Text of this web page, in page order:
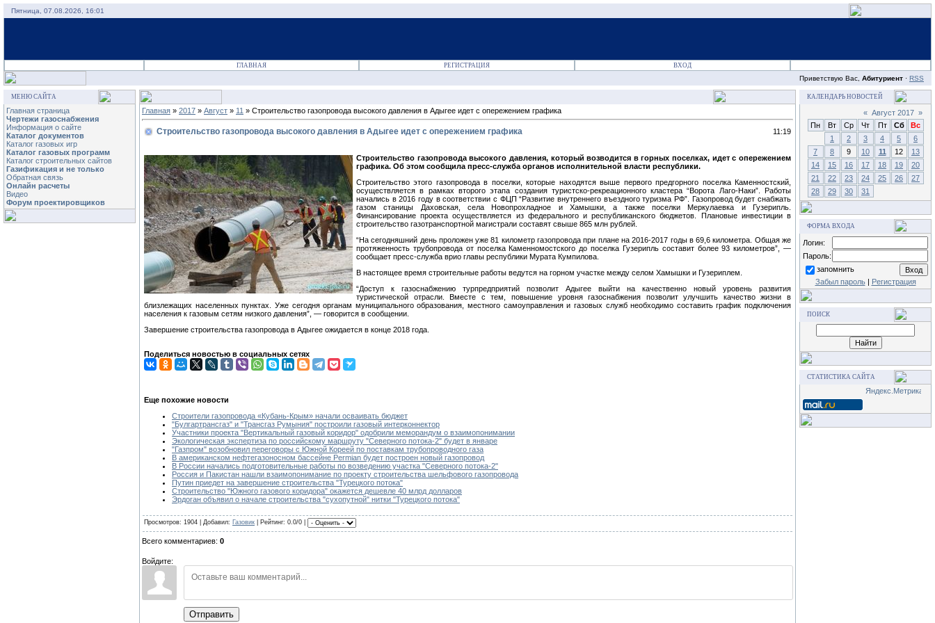
Пятница, 07.08.2026, 16:01
ГЛАВНАЯ РЕГИСТРАЦИЯ ВХОД
Приветствую Вас, Абитуриент · RSS
МЕНЮ САЙТА
Главная страница
Чертежи газоснабжения
Информация о сайте
Каталог документов
Каталог газовых игр
Каталог газовых программ
Каталог строительных сайтов
Газификация и не только
Обратная связь
Онлайн расчеты
Видео
Форум проектировщиков
Главная » 2017 » Август » 11 » Строительство газопровода высокого давления в Адыгее идет с опережением графика
Строительство газопровода высокого давления в Адыгее идет с опережением графика 11:19
Строительство газопровода высокого давления, который возводится в горных поселках, идет с опережением
графика. Об этом сообщила пресс-служба органов исполнительной власти республики.
Строительство этого газопровода в поселки, которые находятся выше первого предгорного поселка Каменностский,
осуществляется в рамках второго этапа создания туристско-рекреационного кластера “Ворота Лаго-Наки”. Работы
начались в 2016 году в соответствии с ФЦП “Развитие внутреннего въездного туризма РФ”. Газопровод будет снабжать
газом станицы Даховская, села Новопрохладное и Хамышки, а также поселки Меркулаевка и Гузерипль.
Финансирование проекта осуществляется из федерального и республиканского бюджетов. Плановые инвестиции в
строительство газотранспортной магистрали составят свыше 865 млн рублей.
“На сегодняшний день проложен уже 81 километр газопровода при плане на 2016-2017 годы в 69,6 километра. Общая же
протяженность трубопровода от поселка Каменномостского до поселка Гузерипль составит более 93 километров”, —
сообщает пресс-служба врио главы республики Мурата Кумпилова.
В настоящее время строительные работы ведутся на горном участке между селом Хамышки и Гузериплем.
“Доступ к газоснабжению турпредприятий позволит Адыгее выйти на качественно новый уровень развития
туристической отрасли. Вместе с тем, повышение уровня газоснабжения позволит улучшить качество жизни в
близлежащих населенных пунктах. Уже сегодня органам муниципального образования, местного самоуправления и газовых служб необходимо составить график подключения
населения к газовым сетям низкого давления”, — говорится в сообщении.
Завершение строительства газопровода в Адыгее ожидается в конце 2018 года.
Поделиться новостью в социальных сетях
Еще похожие новости
Строители газопровода «Кубань-Крым» начали осваивать бюджет
"Булгартрансгаз" и "Трансгаз Румыния" построили газовый интерконнектор
Участники проекта "Вертикальный газовый коридор" одобрили меморандум о взаимопонимании
Экологическая экспертиза по российскому маршруту "Северного потока-2" будет в январе
"Газпром" возобновил переговоры с Южной Кореей по поставкам трубопроводного газа
В американском нефтегазоносном бассейне Permian будет построен новый газопровод
В России начались подготовительные работы по возведению участка "Северного потока-2"
Россия и Пакистан нашли взаимопонимание по проекту строительства шельфового газопровода
Путин приедет на завершение строительства "Турецкого потока"
Строительство "Южного газового коридора" окажется дешевле 40 млрд долларов
Эрдоган объявил о начале строительства "сухопутной" нитки "Турецкого потока"
Просмотров: 1904 | Добавил: Газовик | Рейтинг: 0.0/0 |
Всего комментариев: 0
Войдите:
Отправить
КАЛЕНДАРЬ НОВОСТЕЙ
« Август 2017 »
Пн
Вт Ср Чт Пт Сб
Вс
1
2 3 4 5
6
7
8 9 10 11 12
13
14
15 16 17 18 19
20
21
22 23 24 25 26
27
28
29 30 31
ФОРМА ВХОДА
Логин:
Пароль:
запомнить
Забыл пароль| Регистрация
ПОИСК
СТАТИСТИКА САЙТА